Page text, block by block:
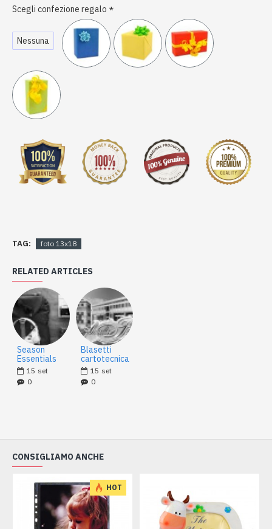
Scegli confezione regalo
Nessuna
TAG: foto 13x18
RELATED ARTICLES
Season
Essentials
15 set
0
Blasetti
cartotecnica
15 set
0
CONSIGLIAMO ANCHE
HOT